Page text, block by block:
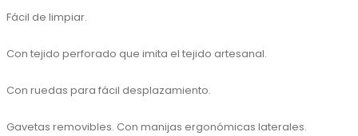
Fácil de limpiar.
Con tejido perforado que imita el tejido artesanal.
Con ruedas para fácil desplazamiento.
Gavetas removibles. Con manijas ergonómicas laterales.